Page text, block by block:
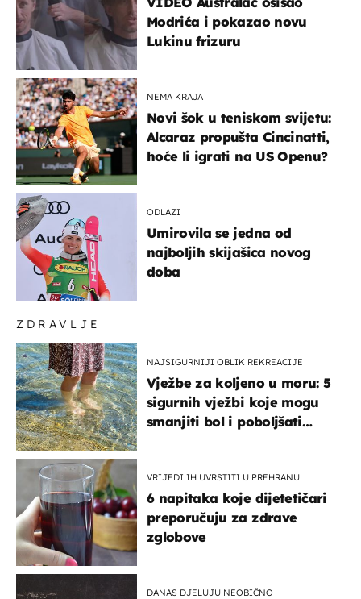
ZDRAVLJE
NAJSIGURNIJI OBLIK REKREACIJE
Vježbe za koljeno u moru: 5
sigurnih vježbi koje mogu
smanjiti bol i poboljšati
VRIJEDI IH UVRSTITI U PREHRANU
6 napitaka koje dijetetičari
preporučuju za zdrave
zglobove
DANAS DJELUJU NEOBIČNO
Modrića i pokazao novu
Lukinu frizuru
NEMA KRAJA
Novi šok u teniskom svijetu:
Alcaraz propušta Cincinatti,
hoće li igrati na US Openu?
ODLAZI
Umirovila se jedna od
najboljih skijašica novog
doba